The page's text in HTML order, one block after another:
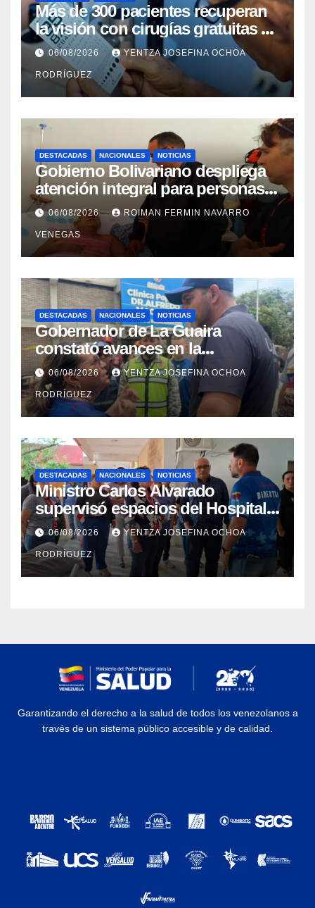
Más de 300 pacientes recuperan
la visión con cirugías gratuitas de
cataratas en Zulia
06/08/2026 YENTZA JOSEFINA OCHOA
RODRÍGUEZ
DESTACADAS NACIONALES NOTICIAS
Gobierno Bolivariano despliega
atención integral para personas
con discapacidad en
campamentos de La Guaira
06/08/2026 ROIMAN FERMIN NAVARRO
VENEGAS
DESTACADAS NACIONALES NOTICIAS
Gobernador de La Guaira
constató avances en la
rehabilitación del Hospitalito de
Catia la Mar
06/08/2026 YENTZA JOSEFINA OCHOA
RODRÍGUEZ
DESTACADAS NACIONALES NOTICIAS
Ministro Carlos Alvarado
supervisó espacios del Hospital
Dermatológico Dr. Martín Vegas
en La Guaira
06/08/2026 YENTZA JOSEFINA OCHOA
RODRÍGUEZ
Garantizando el derecho a la salud de todos los venezolanos a
través de un sistema público accesible y de calidad.